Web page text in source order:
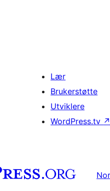
Lær
Brukerstøtte
Utviklere
WordPress.tv ↗